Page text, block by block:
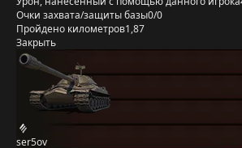
Очки захвата/защиты базы0/0
Пройдено километров1,87
Закрыть
ser5ov